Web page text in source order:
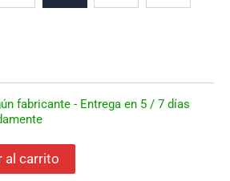
fabricante - Entrega en 5 / 7 días
al carrito